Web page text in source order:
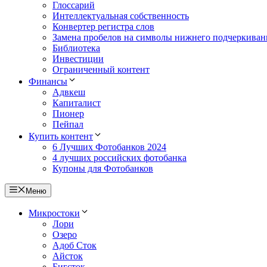
Глоссарий
Интеллектуальная собственность
Конвертер регистра слов
Замена пробелов на символы нижнего
Библиотека
Инвестиции
Ограниченный контент
Финансы
Адвкеш
Капиталист
Пионер
Пейпал
Купить контент
6 Лучших Фотобанков 2024
4 лучших российских фотобанка
Купоны для Фотобанков
Меню
Микростоки
Лори
Озеро
Адоб Сток
Айсток